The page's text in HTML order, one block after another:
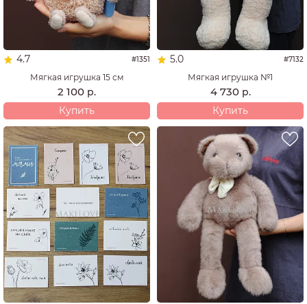
4.7 #1351
Мягкая игрушка 15 см
2 100 р.
Купить
5.0 #7132
Мягкая игрушка №1
4 730 р.
Купить